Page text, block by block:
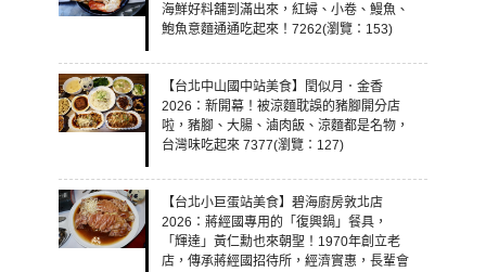
海鮮好料舖到滿出來，紅蟳、小卷、鰻魚、
鮑魚意麵通通吃起來！7262(瀏覽：153)
【台北中山國中站美食】閏似月．金香
2026：新開幕！被涼麵耽誤的豬腳開分店
啦，豬腳、大腸、滷肉飯、涼麵都是名物，
台灣味吃起來 7377(瀏覽：127)
【台北小巨蛋站美食】碧海廚房敦北店
2026：蔣經國專用的「復興鍋」餐具，
「輝達」黃仁勳也來朝聖！1970年創立老
店，傳承蔣經國招待所，經濟實惠，長輩會